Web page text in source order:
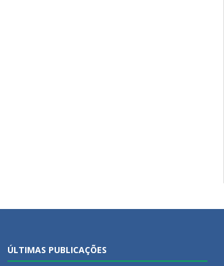
ÚLTIMAS PUBLICAÇÕES